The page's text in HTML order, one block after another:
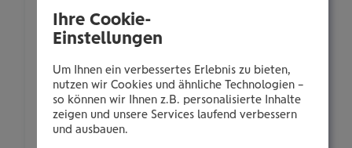
+435035058813
Mobil:
+436646013958813
E-Mail:
m.ferstl@wienerstaedtische.at
Ihre Cookie-
Einstellungen
Um Ihnen ein verbessertes Erlebnis zu bieten,
nutzen wir Cookies und ähnliche Technologien –
so können wir Ihnen z.B. personalisierte Inhalte
zeigen und unsere Services laufend verbessern
und ausbauen.